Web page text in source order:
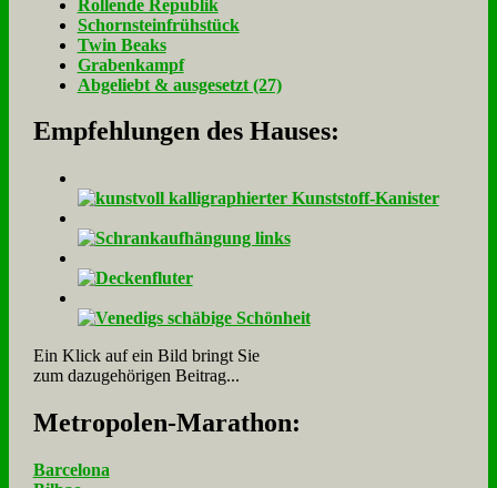
Rol­len­de Re­pu­blik
Schorn­stein­früh­stück
Twin Beaks
Gra­ben­kampf
Ab­ge­liebt & aus­ge­setzt (27)
Empfehlungen des Hauses:
Ein Klick auf ein Bild bringt Sie
zum dazugehörigen Beitrag...
Me­tro­po­len-Ma­ra­thon:
Barcelona